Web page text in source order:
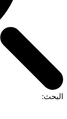
البحث: